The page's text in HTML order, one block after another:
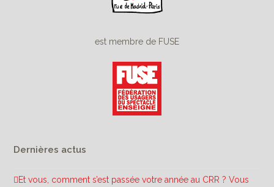
est membre de FUSE
Dernières actus
Et vous, comment s’est passée votre année au CRR ? Vous